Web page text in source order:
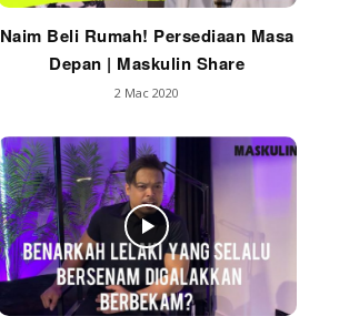
Naim Beli Rumah! Persediaan Masa
Depan | Maskulin Share
2 Mac 2020